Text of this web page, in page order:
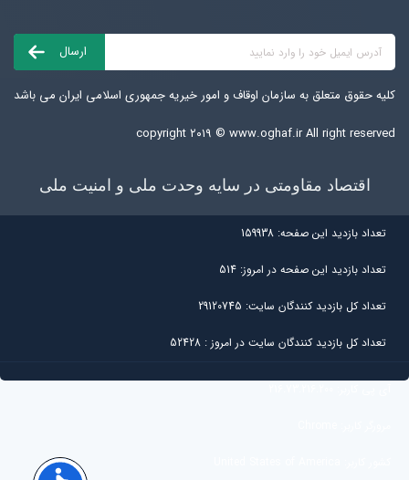
کلیه حقوق متعلق به سازمان اوقاف و امور خیریه جمهوری اسلامی ایران می باشد
copyright ۲۰۱۹ © www.oghaf.irAll right reserved
اقتصاد مقاومتی در سایه وحدت ملی و امنیت ملی
تعداد بازديد اين صفحه: 159938
تعداد بازديد اين صفحه در امروز: 514
تعداد کل بازديد کنندگان سايت: 29120745
تعداد کل بازديد کنندگان سایت در امروز : 52428